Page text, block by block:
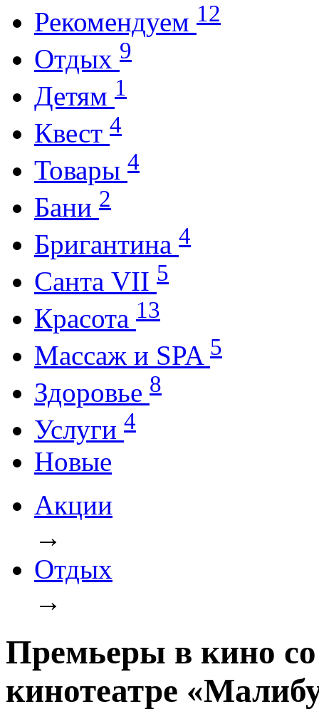
Рекомендуем 12
Отдых 9
Детям 1
Квест 4
Товары 4
Бани 2
Бригантина 4
Санта VII 5
Красота 13
Массаж и SPA 5
Здоровье 8
Услуги 4
Новые
Акции
→
Отдых
→
Премьеры в кино
кинотеатре